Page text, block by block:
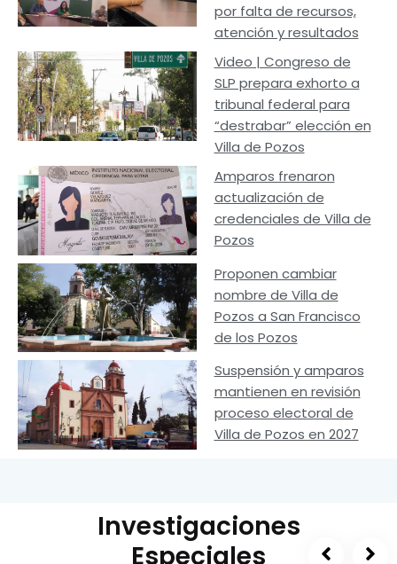
por falta de recursos,
atención y resultados
Video | Congreso de
SLP prepara exhorto a
tribunal federal para
“destrabar” elección en
Villa de Pozos
Amparos frenaron
actualización de
credenciales de Villa de
Pozos
Proponen cambiar
nombre de Villa de
Pozos a San Francisco
de los Pozos
Suspensión y amparos
mantienen en revisión
proceso electoral de
Villa de Pozos en 2027
Investigaciones
Especiales